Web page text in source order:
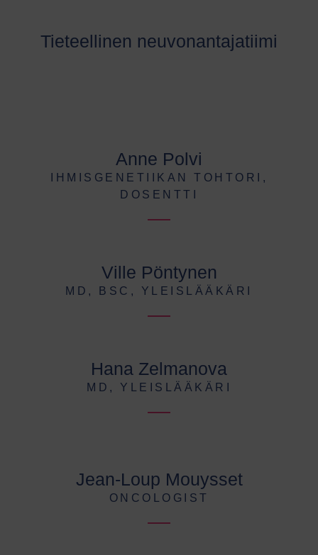
Tieteellinen neuvonantajatiimi
Anne Polvi
IHMISGENETIIKAN TOHTORI,
DOSENTTI
Ville Pöntynen
MD, BSC, YLEISLÄÄKÄRI
Hana Zelmanova
MD, YLEISLÄÄKÄRI
Jean-Loup Mouysset
ONCOLOGIST